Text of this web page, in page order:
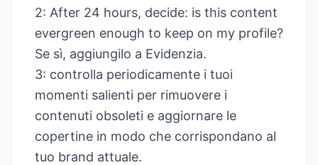
2: After 24 hours, decide: is this content
evergreen enough to keep on my profile?
Se sì, aggiungilo a Evidenzia.
3: controlla periodicamente i tuoi
momenti salienti per rimuovere i
contenuti obsoleti e aggiornare le
copertine in modo che corrispondano al
tuo brand attuale.